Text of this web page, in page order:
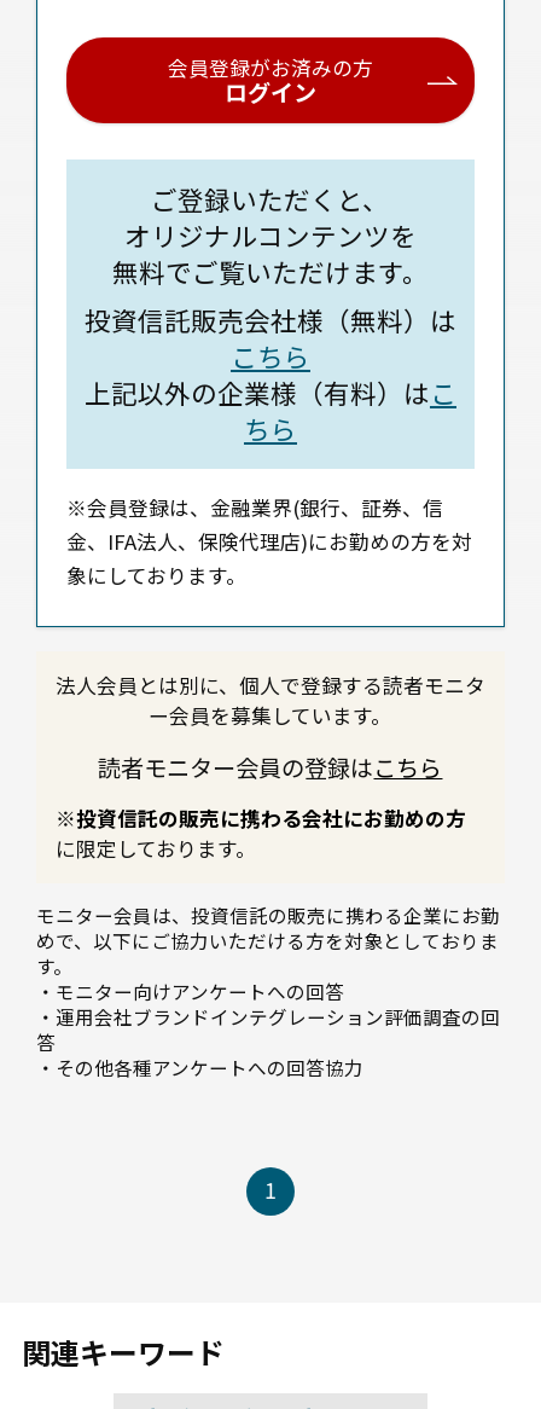
会員登録がお済みの方
ログイン
ご登録いただくと、
オリジナルコンテンツを
無料でご覧いただけます。
投資信託販売会社様（無料）は
こちら
上記以外の企業様（有料）はこ
ちら
※会員登録は、金融業界(銀行、証券、信
金、IFA法人、保険代理店)にお勤めの方を対
象にしております。
法人会員とは別に、個人で登録する読者モニタ
ー会員を募集しています。
読者モニター会員の登録はこちら
※投資信託の販売に携わる会社にお勤めの方
に限定しております。
モニター会員は、投資信託の販売に携わる企業にお勤
めで、以下にご協力いただける方を対象としておりま
す。
・モニター向けアンケートへの回答
・運用会社ブランドインテグレーション評価調査の回
答
・その他各種アンケートへの回答協力
1
関連キーワード